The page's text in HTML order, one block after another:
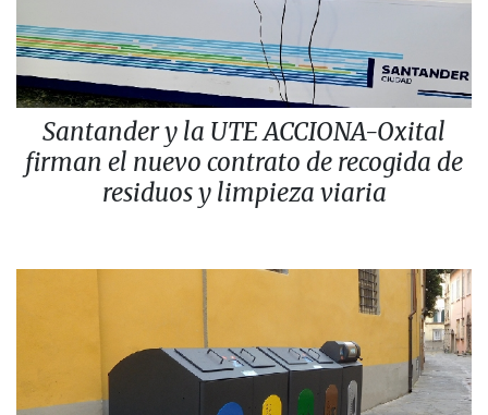
Santander y la UTE ACCIONA-Oxital
firman el nuevo contrato de recogida de
residuos y limpieza viaria